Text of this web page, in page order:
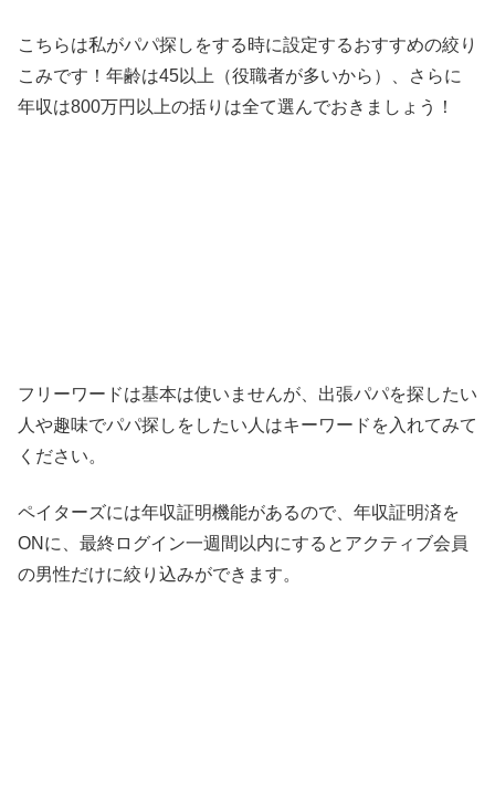
こちらは私がパパ探しをする時に設定するおすすめの絞り
こみです！年齢は45以上（役職者が多いから）、さらに
年収は800万円以上の括りは全て選んでおきましょう！
フリーワードは基本は使いませんが、出張パパを探したい
人や趣味でパパ探しをしたい人はキーワードを入れてみて
ください。
ペイターズには年収証明機能があるので、年収証明済を
ONに、最終ログイン一週間以内にするとアクティブ会員
の男性だけに絞り込みができます。